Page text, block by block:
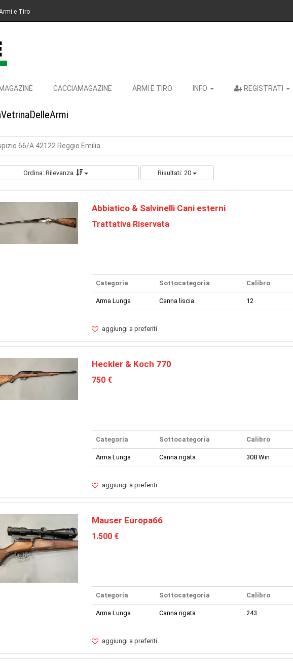
e Tiro
CACCIAMAGAZINE ARMI E TIRO INFO REGISTRATI
66/A 42122 Reggio Emilia
Ordina: Rilevanza Risultati: 20
Abbiatico & Salvinelli Cani esterni
Trattativa Riservata
Categoria Sottocategoria Calibro
Arma Lunga Canna liscia 12
aggiungi a preferiti
Heckler & Koch 770
750 €
Categoria Sottocategoria Calibro
Arma Lunga Canna rigata 308 Win
aggiungi a preferiti
Mauser Europa66
1.500 €
Categoria Sottocategoria Calibro
Arma Lunga Canna rigata 243
aggiungi a preferiti